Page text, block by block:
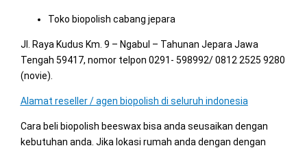
Toko biopolish cabang jepara
Jl. Raya Kudus Km. 9 – Ngabul – Tahunan Jepara Jawa
Tengah 59417, nomor telpon 0291- 598992/ 0812 2525 9280
(novie).
Alamat reseller / agen biopolish di seluruh indonesia
Cara beli biopolish beeswax bisa anda seusaikan dengan
kebutuhan anda. Jika lokasi rumah anda dengan dengan